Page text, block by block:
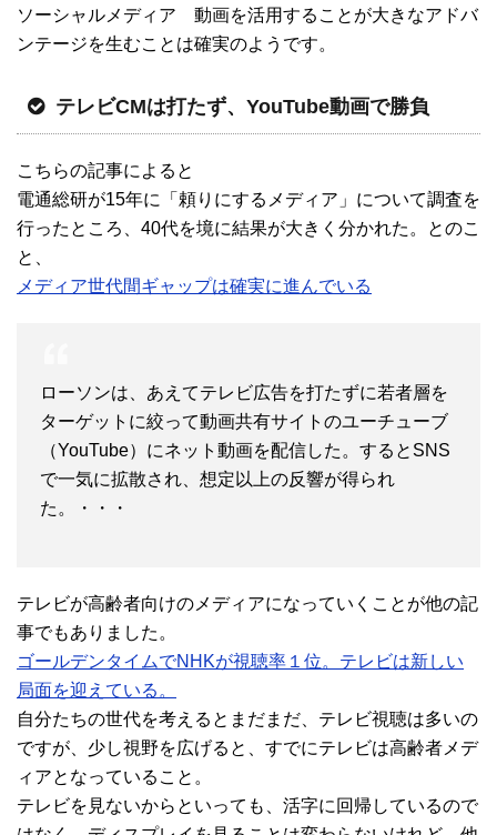
ソーシャルメディア 動画を活用することが大きなアドバ
ンテージを生むことは確実のようです。
テレビCMは打たず、YouTube動画で勝負
こちらの記事によると
電通総研が15年に「頼りにするメディア」について調査を
行ったところ、40代を境に結果が大きく分かれた。とのこ
と、
メディア世代間ギャップは確実に進んでいる
ローソンは、あえてテレビ広告を打たずに若者層を
ターゲットに絞って動画共有サイトのユーチューブ
（YouTube）にネット動画を配信した。するとSNS
で一気に拡散され、想定以上の反響が得られ
た。・・・
テレビが高齢者向けのメディアになっていくことが他の記
事でもありました。
ゴールデンタイムでNHKが視聴率１位。テレビは新しい
局面を迎えている。
自分たちの世代を考えるとまだまだ、テレビ視聴は多いの
ですが、少し視野を広げると、すでにテレビは高齢者メデ
ィアとなっていること。
テレビを見ないからといっても、活字に回帰しているので